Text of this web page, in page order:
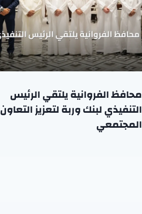
محافظ الفروانية يلتقي الرئيس
التنفيذي لبنك وربة لتعزيز التعاون
المجتمعي